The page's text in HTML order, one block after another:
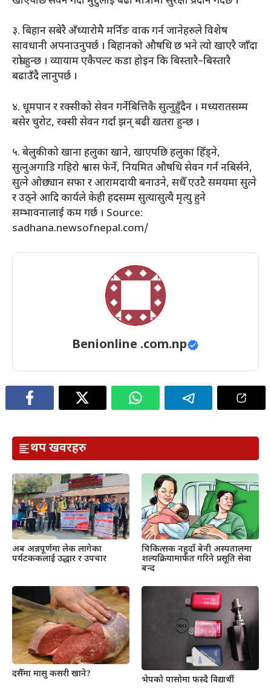
३. बिहान सबेरै अँध्यारोमै मर्निङ वाक गर्न जानेहरुले विशेष
सावधानी अपनाउनुपर्छ । बिहानको औषधि छ भने त्यो खाएरै जाँदा
राम्रो हुन्छ । व्यायाम एकैपल्ट कडा होइन कि बिस्तारै–बिस्तारै
बढाउँदै लानुपर्छ ।
४. धूमपान र रक्सीको सेवन गर्नेबित्तिकै सुत्नुहुँदैन । मध्यरातसम्म
बसेर चुरोट, रक्सी सेवन गर्दा झन् बढी खतरा हुन्छ ।
५. बेलुकीको खाना हलुका खाने, खाएपछि हलुका हिँड्ने,
सुत्नुअगाडि गहिरो श्वास फेर्ने, नियमित औषधि सेवन गर्न नबिर्सने,
सुत्ने ओछ्यान सफा र आरामदायी बनाउने, सधैँ एउटै समयमा सुत्ने
र उठ्ने आदि कार्यले केही हदसम्म सुत्यासुत्यै मृत्यु हुने
सम्भावनालाई कम गर्छ । Source:
sadhana.newsofnepal.com/
Benionline .com.np
थप खवरहरु
अब अन्नपूर्णमा लेक लागेका
पर्यटककलाई उद्धार र उपचार
चिकित्सक नहुदाँ बेनी अस्पतालमा
शल्यक्रियामार्फत गरिने प्रसूति सेवा
बन्द
दसैँमा मासु कसरी खाने?
भेपको पासोमा फस्दै विद्यार्थी